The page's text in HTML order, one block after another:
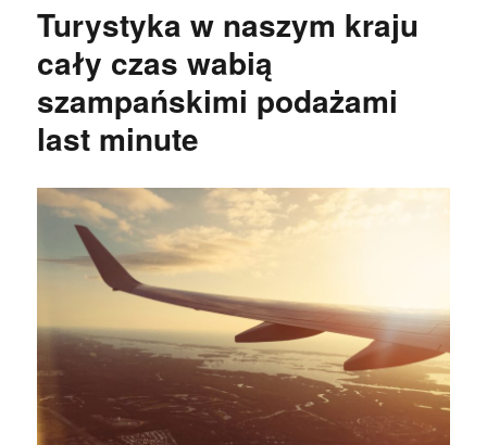
Turystyka w naszym kraju
cały czas wabią
szampańskimi podażami
last minute